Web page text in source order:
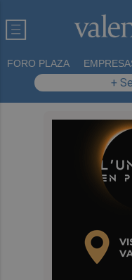
FORO PLAZA
+